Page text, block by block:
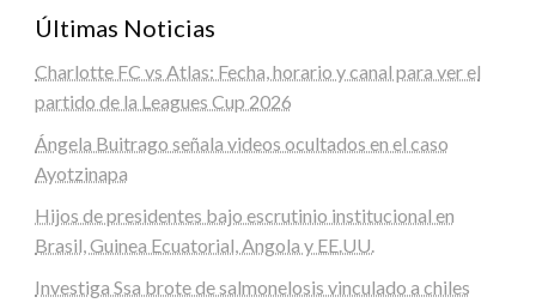
Últimas Noticias
Charlotte FC vs Atlas: Fecha, horario y canal para ver el
partido de la Leagues Cup 2026
Ángela Buitrago señala videos ocultados en el caso
Ayotzinapa
Hijos de presidentes bajo escrutinio institucional en
Brasil, Guinea Ecuatorial, Angola y EE.UU.
Investiga Ssa brote de salmonelosis vinculado a chiles